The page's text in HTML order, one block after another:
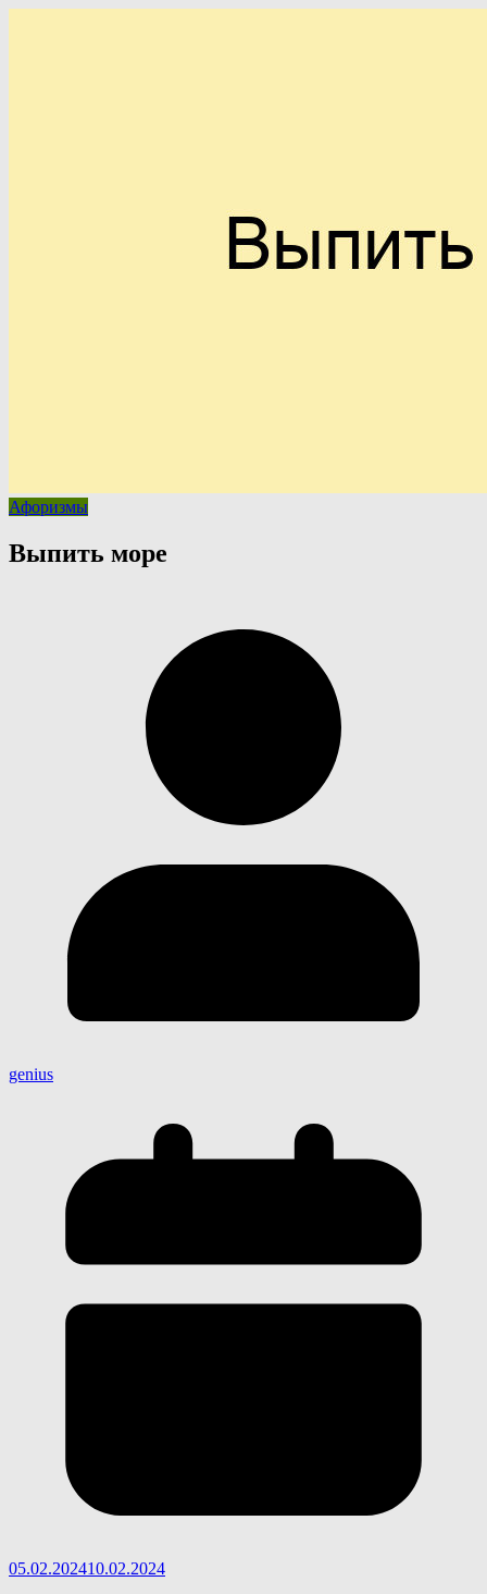
Афоризмы
Выпить море
genius
05.02.202410.02.2024